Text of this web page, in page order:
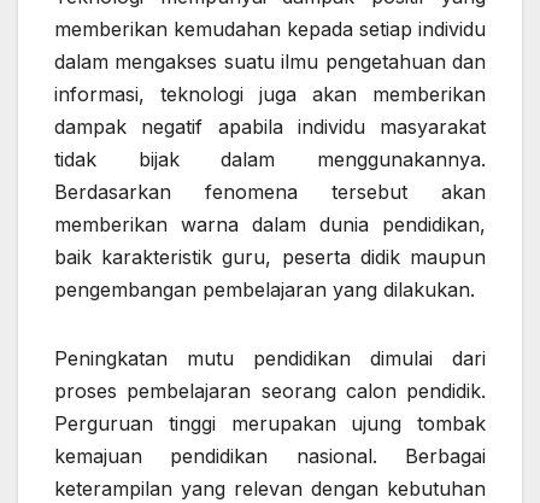
memberikan kemudahan kepada setiap individu
dalam mengakses suatu ilmu pengetahuan dan
informasi, teknologi juga akan memberikan
dampak negatif apabila individu masyarakat
tidak bijak dalam menggunakannya.
Berdasarkan fenomena tersebut akan
memberikan warna dalam dunia pendidikan,
baik karakteristik guru, peserta didik maupun
pengembangan pembelajaran yang dilakukan.
Peningkatan mutu pendidikan dimulai dari
proses pembelajaran seorang calon pendidik.
Perguruan tinggi merupakan ujung tombak
kemajuan pendidikan nasional. Berbagai
keterampilan yang relevan dengan kebutuhan